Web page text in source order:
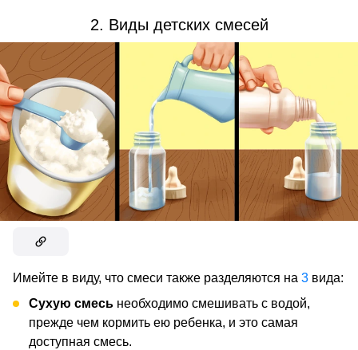
2. Виды детских смесей
Имейте в виду, что смеси также разделяются на 3 вида:
Сухую смесь необходимо смешивать с водой,
прежде чем кормить ею ребенка, и это самая
доступная смесь.